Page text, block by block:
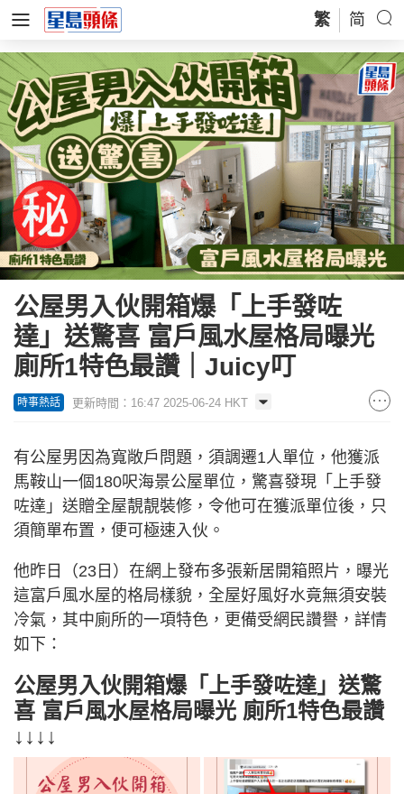
繁 简
公屋男入伙開箱爆「上手發咗
達」送驚喜 富戶風水屋格局曝光
廁所1特色最讚｜Juicy叮
時事熱話 更新時間：16:47 2025-06-24 HKT
有公屋男因為寬敞戶問題，須調遷1人單位，他獲派
馬鞍山一個180呎海景公屋單位，驚喜發現「上手發
咗達」送贈全屋靚靚裝修，令他可在獲派單位後，只
須簡單布置，便可極速入伙。
他昨日（23日）在網上發布多張新居開箱照片，曝光
這富戶風水屋的格局樣貌，全屋好風好水竟無須安裝
冷氣，其中廁所的一項特色，更備受網民讚譽，詳情
如下：
公屋男入伙開箱爆「上手發咗達」送驚
喜 富戶風水屋格局曝光 廁所1特色最讚
↓↓↓↓